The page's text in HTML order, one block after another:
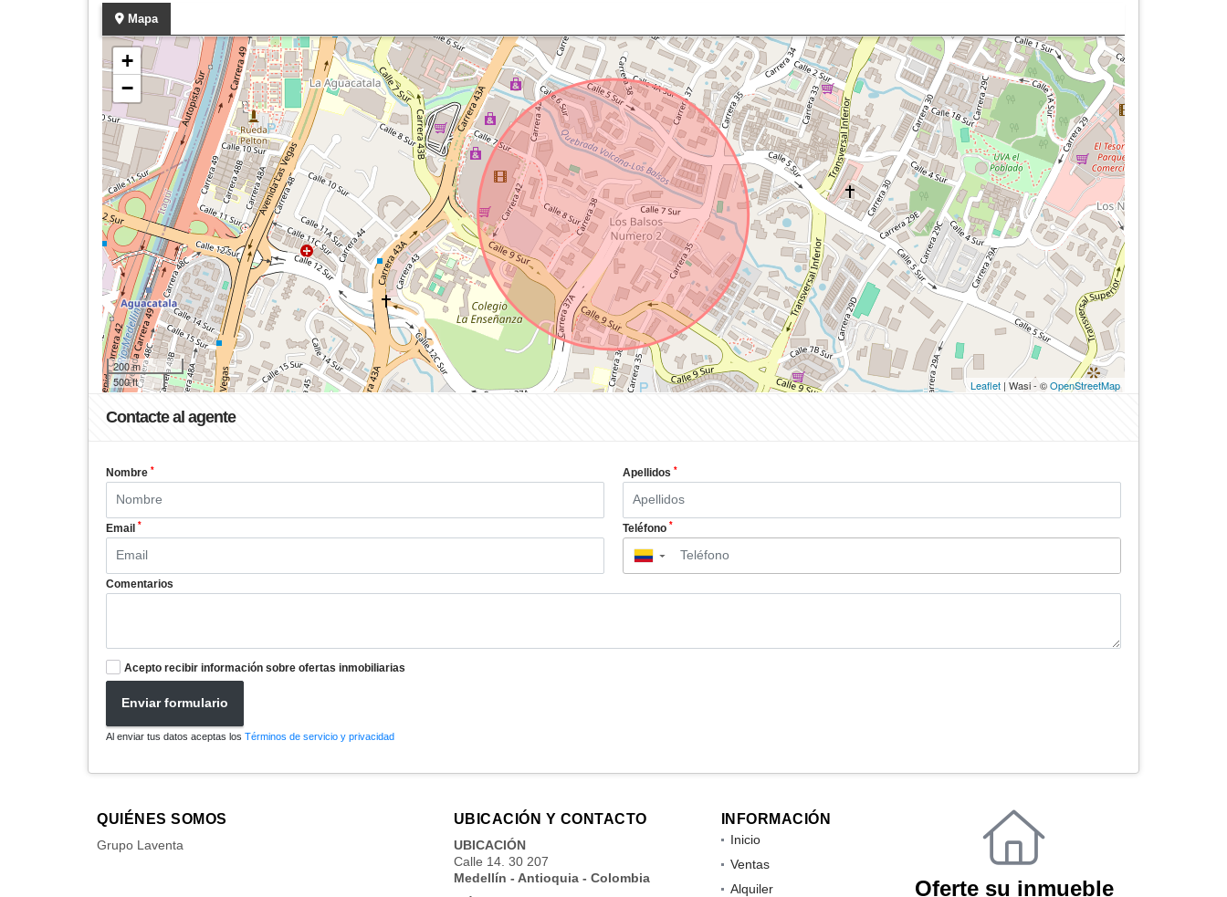
Mapa
+
−
200 m
500 ft
Leaflet | Wasi - ©OpenStreetMap
Contacte al agente
Nombre * Apellidos *
Email * Teléfono *
▼
Comentarios
Acepto recibir información sobre ofertas inmobiliarias
Enviar formulario
Al enviar tus datos aceptas los Términos de servicio y privacidad
QUIÉNES SOMOS
Grupo Laventa
UBICACIÓN Y CONTACTO
UBICACIÓN
Calle 14. 30 207
Medellín - Antioquia - Colombia
INFORMACIÓN
Inicio
Ventas
Alquiler
Oferte su inmueble